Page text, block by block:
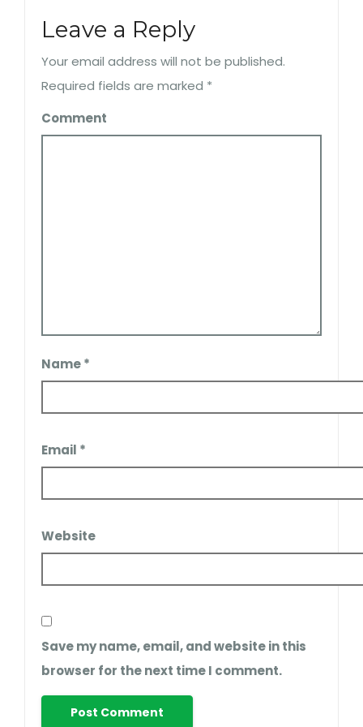
Leave a Reply
Your email address will not be published.
Required fields are marked *
Comment
Name*
Email *
Website
Save my name, email, and website in this
browser for the next time I comment.